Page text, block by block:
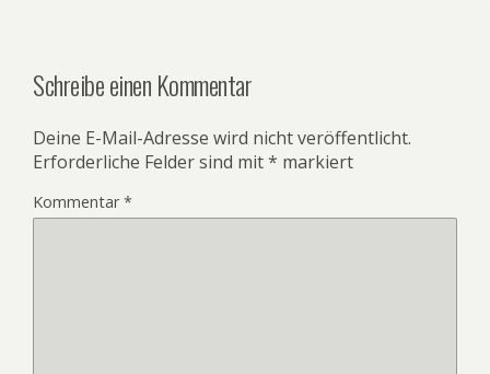
Schreibe einen Kommentar
Deine E-Mail-Adresse wird nicht veröffentlicht.
Erforderliche Felder sind mit* markiert
Kommentar*